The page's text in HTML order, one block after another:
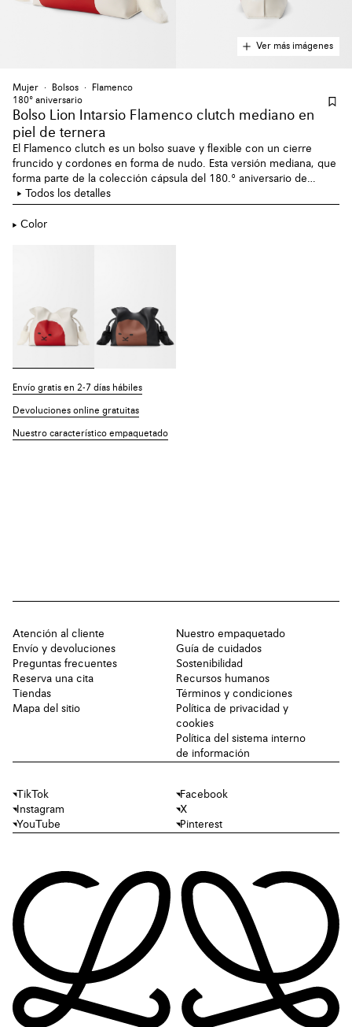
Ver más imágenes
Mujer Bolsos
Flamenco
180º aniversario
Bolso Lion Intarsio Flamenco clutch mediano en
piel de ternera
El Flamenco clutch es un bolso suave y flexible con un cierre
fruncido y cordones en forma de nudo. Esta versión mediana, que
forma parte de la colección cápsula del 180.º aniversario de
LOEWE, presenta una figura de león dibujada en piel con técnica
de marquetería y suaves colas de visón.
Todos los detalles
Color
Envío gratis en 2-7 días hábiles
Devoluciones online gratuitas
Nuestro característico empaquetado
Atención al cliente
Envío y devoluciones
Preguntas frecuentes
Reserva una cita
Tiendas
Mapa del sitio
Nuestro empaquetado
Guía de cuidados
Sostenibilidad
Recursos humanos
Términos y condiciones
Política de privacidad y
cookies
Política del sistema interno
de información
TikTok
Facebook
Instagram
X
YouTube
Pinterest